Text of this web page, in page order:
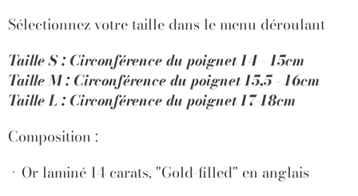
Sélectionnez votre taille dans le menu déroulant
Taille S : Circonférence du poignet 14 - 15cm
Taille M : Circonférence du poignet 15,5 - 16cm
Taille L : Circonférence du poignet 17-18cm
Composition :
Or laminé 14 carats, "Gold-filled" en anglais